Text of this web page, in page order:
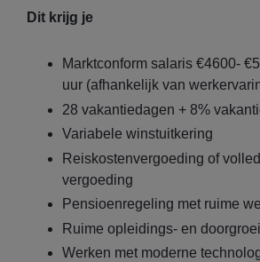
Dit krijg je
Marktconform salaris €4600-
uur (afhankelijk van
28 vakantiedagen + 8%
Variabele winstuitkering
Reiskostenvergoeding of
vergoeding
Pensioenregeling met ruime
Ruime opleidings- en
Werken met moderne